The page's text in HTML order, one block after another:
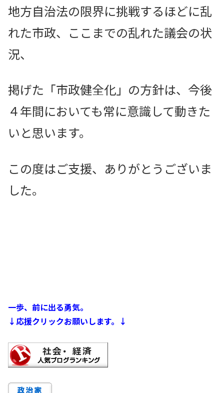
地方自治法の限界に挑戦するほどに乱
れた市政、ここまでの乱れた議会の状
況、
掲げた「市政健全化」の方針は、今後
４年間においても常に意識して動きた
いと思います。
この度はご支援、ありがとうございま
した。
一歩、前に出る勇気。
↓応援クリックお願いします。↓